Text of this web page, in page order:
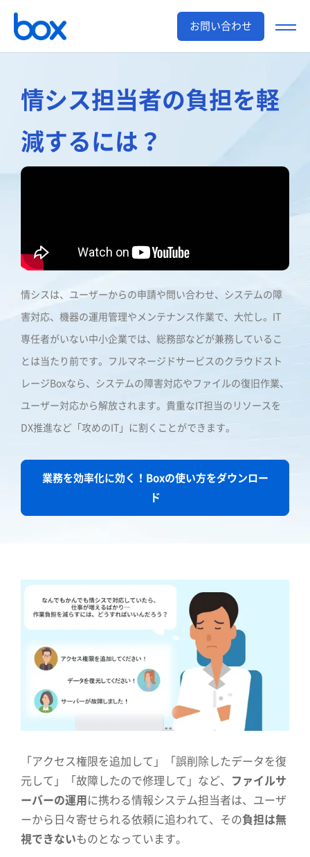
お問い合わせ
情シス担当者の負担を軽
減するには？
情シスは、ユーザーからの申請や問い合わせ、システムの障
害対応、機器の運用管理やメンテナンス作業で、大忙し。IT
専任者がいない中小企業では、総務部などが兼務しているこ
とは当たり前です。フルマネージドサービスのクラウドスト
レージBoxなら、システムの障害対応やファイルの復旧作業、
ユーザー対応から解放されます。貴重なIT担当のリソースを
DX推進など「攻めのIT」に割くことができます。
業務を効率化に効く！Boxの使い方をダウンロー
ド
「アクセス権限を追加して」「誤削除したデータを復
元して」「故障したので修理して」など、 ファイルサ
ーバーの運用 に携わる情報システム担当者は、ユーザ
ーから日々寄せられる依頼に追われて、その負担は無
視できないものとなっています。